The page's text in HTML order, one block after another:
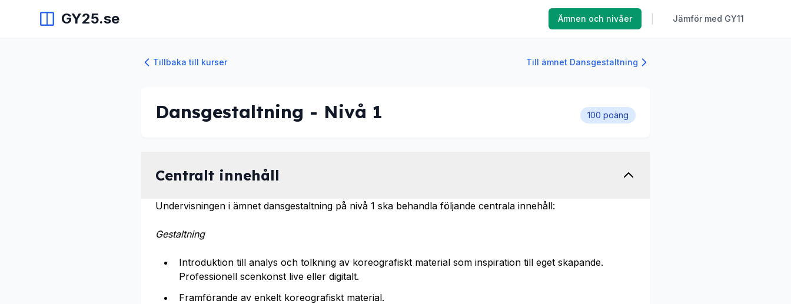
GY25.se Ämnen och nivåer Jämför med GY11
Tillbaka till kurser Till ämnet Dansgestaltning
Dansgestaltning - Nivå 1 100 poäng
Centralt innehåll
Undervisningen i ämnet dansgestaltning på nivå 1 ska behandla följande centrala innehåll:
Gestaltning
Introduktion till analys och tolkning av koreografiskt material som inspiration till eget skapande.
Professionell scenkonst live eller digitalt.
Framförande av enkelt koreografiskt material.